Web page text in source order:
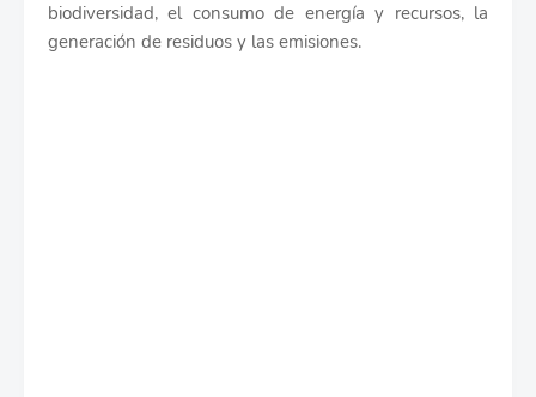
biodiversidad, el consumo de energía y recursos, la
generación de residuos y las emisiones.